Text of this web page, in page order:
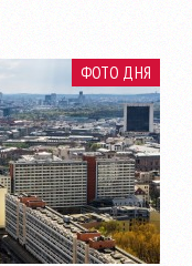
ФОТО ДНЯ